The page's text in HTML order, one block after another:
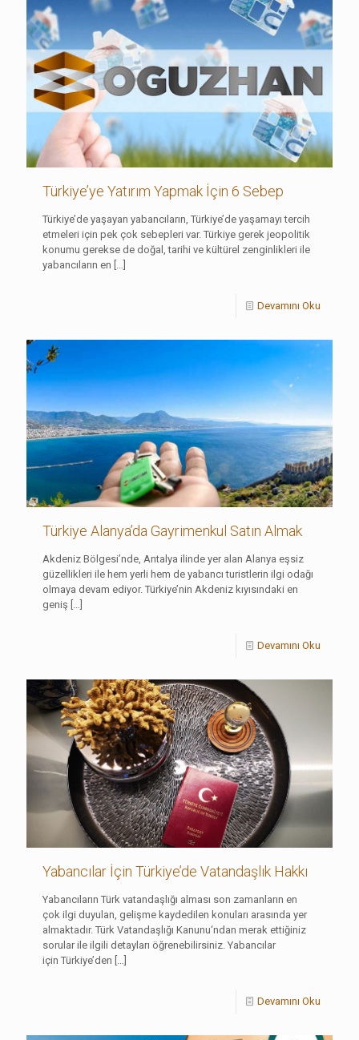
Türkiye’ye Yatırım Yapmak İçin 6 Sebep
Türkiye’de yaşayan yabancıların, Türkiye’de yaşamayı tercih
etmeleri için pek çok sebepleri var. Türkiye gerek jeopolitik
konumu gerekse de doğal, tarihi ve kültürel zenginlikleri ile
yabancıların en
Devamını Oku
Türkiye Alanya’da Gayrimenkul Satın Almak
Akdeniz Bölgesi’nde, Antalya ilinde yer alan Alanya eşsiz
güzellikleri ile hem yerli hem de yabancı turistlerin ilgi odağı
olmaya devam ediyor. Türkiye’nin Akdeniz kıyısındaki en
geniş […]
Devamını Oku
Yabancılar İçin Türkiye’de Vatandaşlık Hakkı
Yabancıların Türk vatandaşlığı alması son zamanların en
çok ilgi duyulan, gelişme kaydedilen konuları arasında yer
almaktadır. Türk Vatandaşlığı Kanunu‘ndan merak ettiğiniz
sorular ile ilgili detayları öğrenebilirsiniz. Yabancılar
için Türkiye’den […]
Devamını Oku